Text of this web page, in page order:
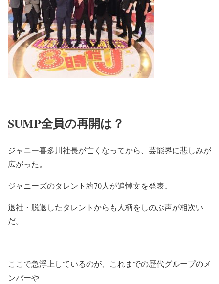
SUMP全員の再開は？
ジャニー喜多川社長が亡くなってから、芸能界に悲しみが
広がった。
ジャニーズのタレント約70人が追悼文を発表。
退社・脱退したタレントからも人柄をしのぶ声が相次い
だ。
ここで急浮上しているのが、これまでの歴代グループのメ
ンバーや